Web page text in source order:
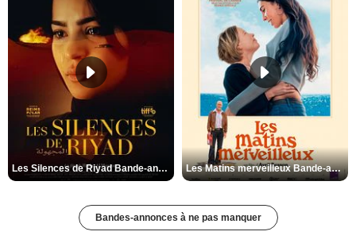
Les Silences de Riyad Bande-annonce VO STFR Les Matins merveilleux Bande-annonce VF
Bandes-annonces à ne pas manquer